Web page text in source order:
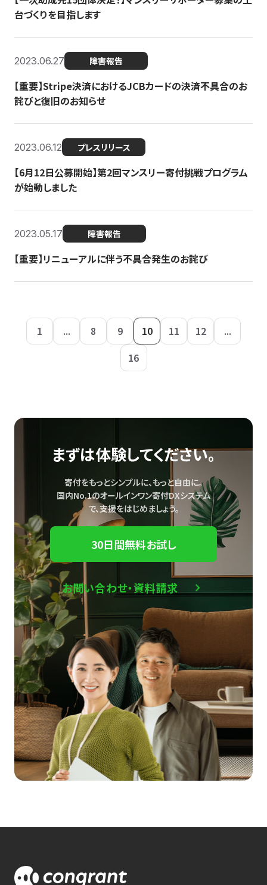
台づくりを目指します
2023.06.27 障害報告
【重要】Stripe決済におけるJCBカードの決済不具合のお
詫びと復旧のお知らせ
2023.06.12 プレスリリース
【6月12日公募開始】第2回マンスリー寄付挑戦プログラム
が始動しました
2023.05.17 障害報告
【重要】リニューアルに伴う不具合発生のお詫び
1 ... 8 9 10 11 12
...
16
まずは体験してください。
寄付をもっとシンプルに、もっと自由に。
国内No.1のオールインワン寄付DXシステム
で、支援をはじめましょう。
30日間無料お試し
お問い合わせ・資料請求